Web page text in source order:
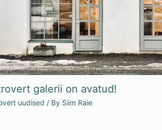
galerii on avatud!
uudised / By Siim Raie